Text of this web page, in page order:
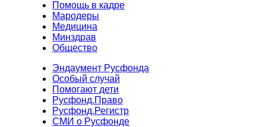
Помощь в кадре
Мародеры
Медицина
Минздрав
Общество
Эндаумент Русфонда
Особый случай
Помогают дети
Русфонд.Право
Русфонд.Регистр
СМИ о Русфонде